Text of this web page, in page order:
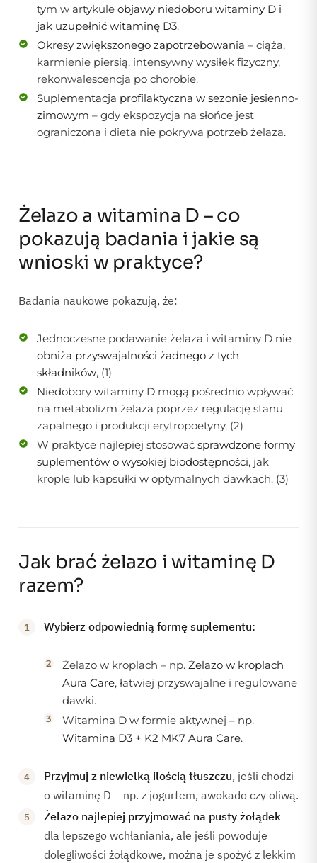
tym w artykule objawy niedoboru witaminy D i
jak uzupełnić witaminę D3.
Okresy zwiększonego zapotrzebowania – ciąża,
karmienie piersią, intensywny wysiłek fizyczny,
rekonwalescencja po chorobie.
Suplementacja profilaktyczna w sezonie jesienno-
zimowym – gdy ekspozycja na słońce jest
ograniczona i dieta nie pokrywa potrzeb żelaza.
Żelazo a witamina D – co
pokazują badania i jakie są
wnioski w praktyce?
Badania naukowe pokazują, że:
Jednoczesne podawanie żelaza i witaminy D nie
obniża przyswajalności żadnego z tych
składników, (1)
Niedobory witaminy D mogą pośrednio wpływać
na metabolizm żelaza poprzez regulację stanu
zapalnego i produkcji erytropoetyny, (2)
W praktyce najlepiej stosować sprawdzone formy
suplementów o wysokiej biodostępności, jak
krople lub kapsułki w optymalnych dawkach. (3)
Jak brać żelazo i witaminę D
razem?
Wybierz odpowiednią formę suplementu:
Żelazo w kroplach – np. Żelazo w kroplach
Aura Care, łatwiej przyswajalne i regulowane
dawki.
Witamina D w formie aktywnej – np.
Witamina D3 + K2 MK7 Aura Care.
Przyjmuj z niewielką ilością tłuszczu, jeśli chodzi
o witaminę D – np. z jogurtem, awokado czy oliwą.
Żelazo najlepiej przyjmować na pusty żołądek
dla lepszego wchłaniania, ale jeśli powoduje
dolegliwości żołądkowe, można je spożyć z lekkim